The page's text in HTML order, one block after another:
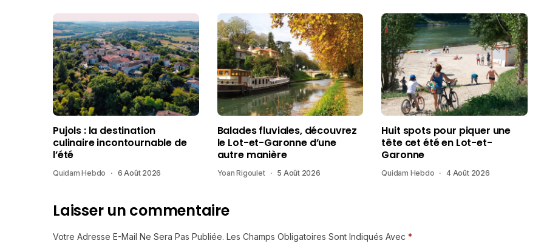
Pujols : la destination
culinaire incontournable de
l’été
Quidam Hebdo 6 Août 2026
Balades fluviales, découvrez
le Lot-et-Garonne d’une
autre manière
Yoan Rigoulet 5 Août 2026
Huit spots pour piquer une
tête cet été en Lot-et-
Garonne
Quidam Hebdo 4 Août 2026
Laisser un commentaire
Votre Adresse E-Mail Ne Sera Pas Publiée. Les Champs Obligatoires Sont Indiqués Avec *